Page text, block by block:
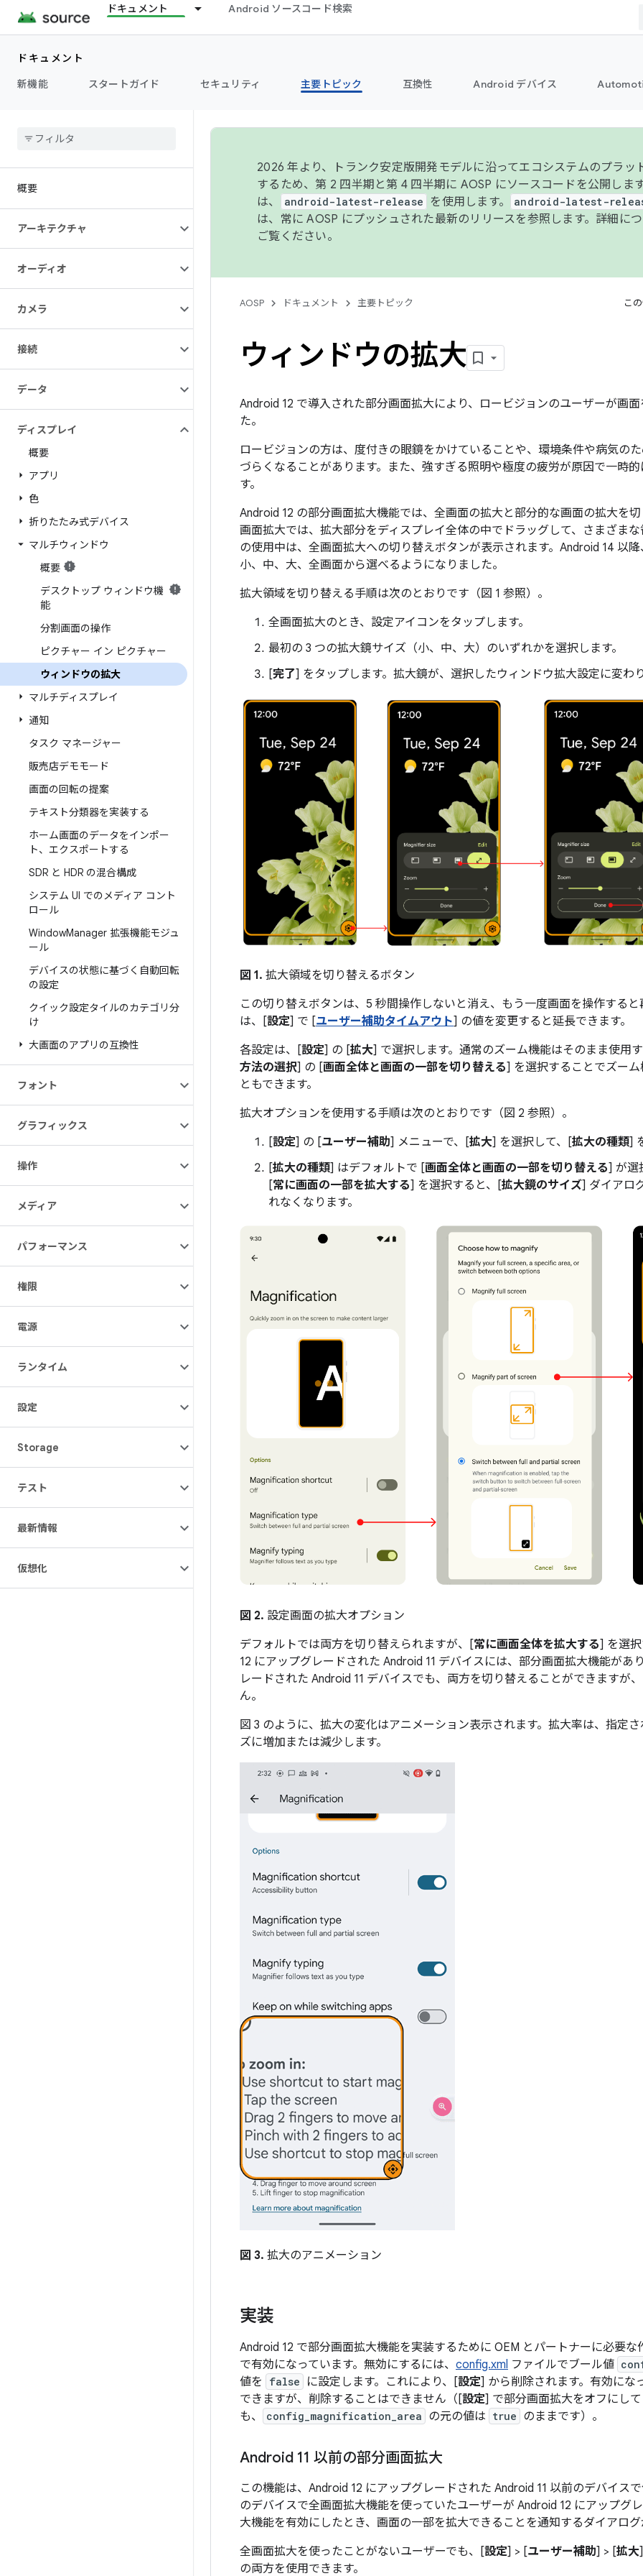
ドキュメント Android ソースコード検索
ドキュメント
新機能
スタートガイド セキュリティ 主要トピック 互換性 Android デバイス
概要
アーキテクチャ
オーディオ
カメラ
接続
データ
ディスプレイ
概要
アプリ
色
折りたたみ式デバイス
マルチウィンドウ
概要
デスクトップ ウィンドウ機
能
分割画面の操作
ピクチャー イン ピクチャー
ウィンドウの拡大
マルチディスプレイ
通知
タスク マネージャー
販売店デモモード
画面の回転の提案
テキスト分類器を実装する
ホーム画面のデータをインポー
ト、エクスポートする
SDR と HDR の混合構成
システム UI でのメディア コント
ロール
WindowManager 拡張機能モジュ
ール
デバイスの状態に基づく自動回転
の設定
クイック設定タイルのカテゴリ分
け
大画面のアプリの互換性
フォント
グラフィックス
操作
メディア
パフォーマンス
権限
電源
ランタイム
設定
Storage
テスト
最新情報
仮想化
2026 年より、トランク安定版開発モデルに沿ってエコシステムのプラッ
するため、第 2 四半期と第 4 四半期に AOSP にソースコードを公開しま
は、
android-latest-release を使用します。 android-latest-
は、常に AOSP にプッシュされた最新のリリースを参照します。詳細に
ご覧ください。
AOSP ドキュメント 主要トピック こ
ウィンドウの拡大
Android 12 で導入された部分画面拡大により、 ロービジョンのユーザーが画
た。
ロービジョンの方は、度付きの眼鏡をかけていることや、環境条件や病気の
づらくなることがあります。また、強すぎる照明や極度の疲労が原因で一時
す。
Android 12 の部分画面拡大機能では、全画面の拡大と部分的な画面の拡大を
画面拡大では、拡大部分をディスプレイ全体の中でドラッグして、さまざま
の使用中は、全画面拡大への切り替えボタンが表示されます。Android 14 以
小、中、大、全画面から選べるようになりました。
拡大領域を切り替える手順は次のとおりです（図 1 参照）。
全画面拡大のとき、設定アイコンをタップします。
最初の 3 つの拡大鏡サイズ（小、中、大）のいずれかを選択します。
[完了] をタップします。拡大鏡が、選択したウィンドウ拡大設定に変わ
図 1. 拡大領域を切り替えるボタン
この切り替えボタンは、5 秒間操作しないと消え、もう一度画面を操作する
は、[設定] で [ユーザー補助タイムアウト] の値を変更すると延長できます。
各設定は、[設定] の [拡大] で選択します。通常のズーム機能はそのまま使用
方法の選択] の [画面全体と画面の一部を切り替える] を選択することでズー
ともできます。
拡大オプションを使用する手順は次のとおりです（図 2 参照）。
[設定] の [ユーザー補助] メニューで、[拡大] を選択して、[拡大の種類]
[拡大の種類] はデフォルトで [画面全体と画面の一部を切り替える] が選
[常に画面の一部を拡大する] を選択すると、[拡大鏡のサイズ] ダイアロ
れなくなります。
図 2. 設定画面の拡大オプション
デフォルトでは両方を切り替えられますが、[常に画面全体を拡大する] を選
12 にアップグレードされた Android 11 デバイスには、部分画面拡大機能があ
レードされた Android 11 デバイスでも、両方を切り替えることができますが
ん。
図 3 のように、拡大の変化はアニメーション表示されます。拡大率は、指定
ズに増加または減少します。
図 3. 拡大のアニメーション
実装
Android 12 で部分画面拡大機能を実装するために OEM とパートナーに必要
で有効になっています。無効にするには、 config.xml ファイルでブール値
値を false に設定します。これにより、[設定] から削除されます。有効にな
できますが、削除することはできません（[設定] で部分画面拡大をオフにして
も、
config_magnification_area の元の値は true のままです）。
Android 11 以前の部分画面拡大
この機能は、Android 12 にアップグレードされた Android 11 以前のデバイス
のデバイスで全画面拡大機能を使っていたユーザーが Android 12 にアップグ
大機能を有効にしたとき、画面の一部を拡大できることを通知するダイアロ
全画面拡大を使ったことがないユーザーでも、[設定] > [ユーザー補助] > [拡大
の両方を使用できます。